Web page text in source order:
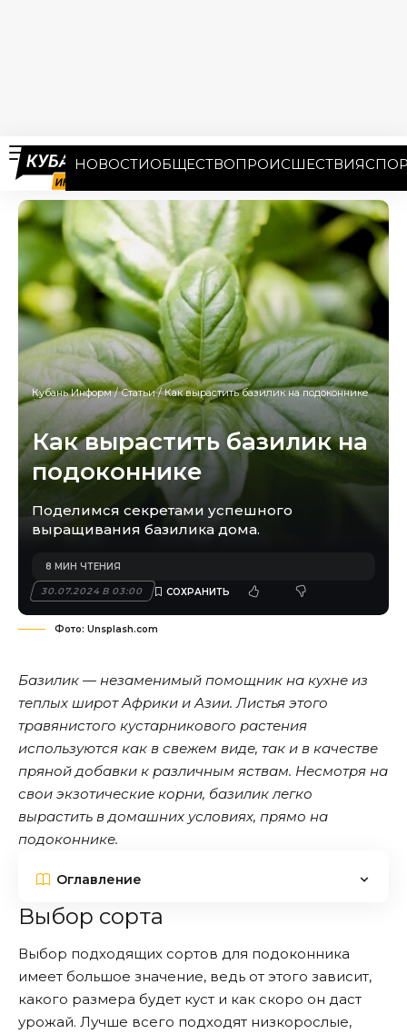
НОВОСТИОБЩЕСТВОПРОИСШЕСТВИЯ
Кубань Информ/Статьи/Как вырастить базилик на подоконнике
Как вырастить базилик на
подоконнике
Поделимся секретами успешного
выращивания базилика дома.
30.07.2024 В 03:00
8 МИН ЧТЕНИЯ
Фото: Unsplash.com
Базилик — незаменимый помощник на кухне из
теплых широт Африки и Азии. Листья этого
травянистого кустарникового растения
используются как в свежем виде, так и в качестве
пряной добавки к различным яствам. Несмотря на
свои экзотические корни, базилик легко
вырастить в домашних условиях, прямо на
подоконнике.
Оглавление
Выбор сорта
Выбор подходящих сортов для подоконника
имеет большое значение, ведь от этого зависит,
какого размера будет куст и как скоро он даст
урожай. Лучше всего подходят низкорослые,